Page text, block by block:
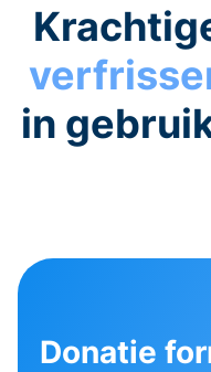
in
Donatie